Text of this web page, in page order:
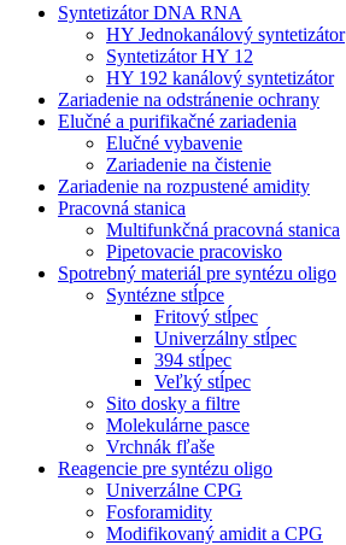
Syntetizátor DNA RNA
HY Jednokanálový syntetizátor
Syntetizátor HY 12
HY 192 kanálový syntetizátor
Zariadenie na odstránenie ochrany
Elučné a purifikačné zariadenia
Elučné vybavenie
Zariadenie na čistenie
Zariadenie na rozpustené amidity
Pracovná stanica
Multifunkčná pracovná stanica
Pipetovacie pracovisko
Spotrebný materiál pre syntézu oligo
Syntézne stĺpce
Fritový stĺpec
Univerzálny stĺpec
394 stĺpec
Veľký stĺpec
Sito dosky a filtre
Molekulárne pasce
Vrchnák fľaše
Reagencie pre syntézu oligo
Univerzálne CPG
Fosforamidity
Modifikovaný amidit a CPG